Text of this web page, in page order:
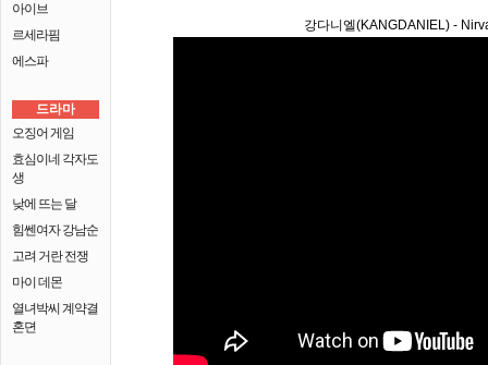
아이브
르세라핌
에스파
드라마
오징어 게임
효심이네 각자도
생
낮에 뜨는 달
힘쎈여자 강남순
고려 거란 전쟁
마이 데몬
열녀박씨 계약결
혼뎐
강다니엘(KANGDANIEL) -